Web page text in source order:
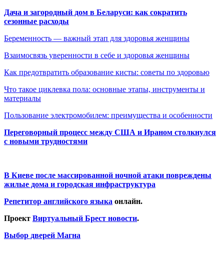
Дача и загородный дом в Беларуси: как сократить
сезонные расходы
Беременность — важный этап для здоровья женщины
Взаимосвязь уверенности в себе и здоровья женщины
Как предотвратить образование кисты: советы по здоровью
Что такое циклевка пола: основные этапы, инструменты и
материалы
Пользование электромобилем: преимущества и особенности
Переговорный процесс между США и Ираном столкнулся
с новыми трудностями
В Киеве после массированной ночной атаки повреждены
жилые дома и городская инфраструктура
Репетитор английского языка онлайн.
Проект Виртуальный Брест новости.
Выбор дверей Магна